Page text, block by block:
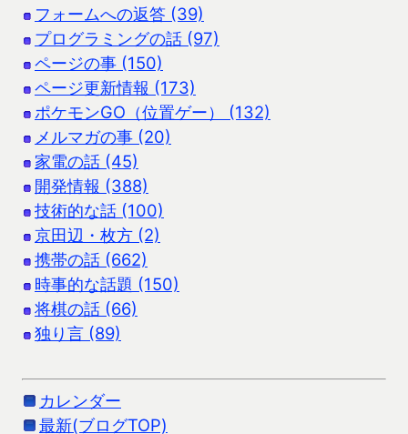
フォームへの返答 (39)
プログラミングの話 (97)
ページの事 (150)
ページ更新情報 (173)
ポケモンGO（位置ゲー） (132)
メルマガの事 (20)
家電の話 (45)
開発情報 (388)
技術的な話 (100)
京田辺・枚方 (2)
携帯の話 (662)
時事的な話題 (150)
将棋の話 (66)
独り言 (89)
カレンダー
最新(ブログTOP)